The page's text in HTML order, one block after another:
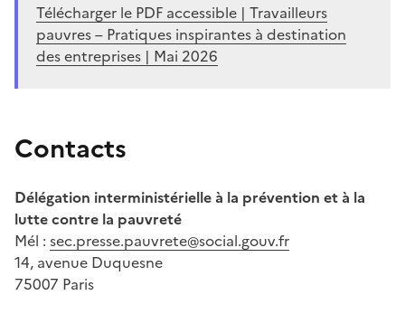
Télécharger le PDF accessible | Travailleurs
pauvres – Pratiques inspirantes à destination
des entreprises | Mai 2026
Contacts
Délégation interministérielle à la prévention et à la
lutte contre la pauvreté
Mél : sec.presse.pauvrete@social.gouv.fr
14, avenue Duquesne
75007 Paris